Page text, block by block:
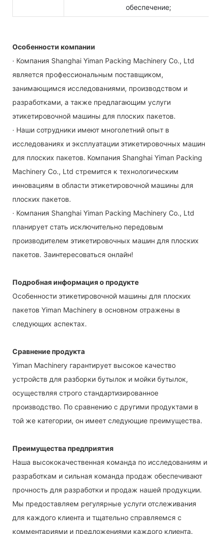
обеспечение;
Особенности компании
· Компания Shanghai Yiman Packing Machinery Co., Ltd
является профессиональным поставщиком,
занимающимся исследованиями, производством и
разработками, а также предлагающим услуги
этикетировочной машины для плоских пакетов.
· Наши сотрудники имеют многолетний опыт в
исследованиях и эксплуатации этикетировочных машин
для плоских пакетов. Компания Shanghai Yiman Packing
Machinery Co., Ltd стремится к технологическим
инновациям в области этикетировочной машины для
плоских пакетов.
· Компания Shanghai Yiman Packing Machinery Co., Ltd
планирует стать исключительно передовым
производителем этикетировочных машин для плоских
пакетов. Заинтересоваться онлайн!
Подробная информация о продукте
Особенности этикетировочной машины для плоских
пакетов Yiman Machinery в основном отражены в
следующих аспектах.
Сравнение продукта
Yiman Machinery гарантирует высокое качество
устройств для разборки бутылок и мойки бутылок,
осуществляя строго стандартизированное
производство. По сравнению с другими продуктами в
той же категории, он имеет следующие преимущества.
Преимущества предприятия
Наша высококачественная команда по исследованиям и
разработкам и сильная команда продаж обеспечивают
прочность для разработки и продаж нашей продукции.
Мы предоставляем регулярные услуги отслеживания
для каждого клиента и тщательно справляемся с
комментариями и предложениями каждого клиента.